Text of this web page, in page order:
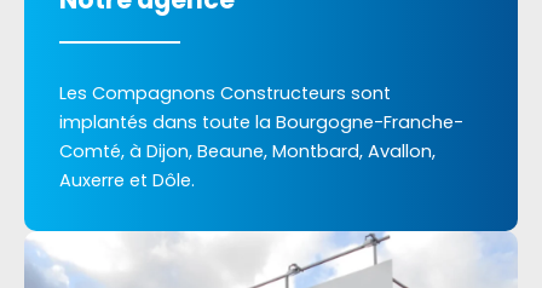
Les Compagnons Constructeurs sont
implantés dans toute la Bourgogne-Franche-
Comté, à Dijon, Beaune, Montbard, Avallon,
Auxerre et Dôle.